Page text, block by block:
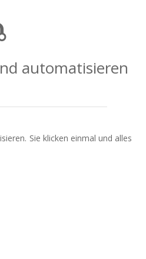
automatisieren
Sie klicken einmal und alles